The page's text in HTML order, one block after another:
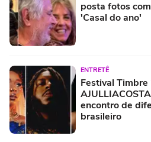
posta fotos
'Casal do ano'
ENTRETÊ
Festival Timbre
encontro de
brasileiro